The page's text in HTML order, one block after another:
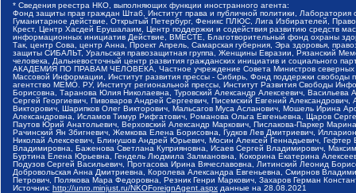
* Сведения реестра НКО, выполняющих функции иностранного агента:
Фонд защиты прав граждан Штаб, Институт права и публичной политики,
Гуманитарное действие, Открытый Петербург, Феникс ПЛЮС, Лига Избирателей,
Крест, Центр Хасдей Ерушалаим, Центр поддержки и содействия развитию средств
информационных инициатив Действие, ВМЕСТЕ, Благотворительный фонд охраны
Так, центр Сова, центр Анна, Проект Апрель, Самарская губерния, Эра здоровья,
защиты СИБАЛЬТ, Уральская правозащитная группа, Женщины Евразии, Рязанский
человека, Дальневосточный центр развития гражданских инициатив и социального
АКАДЕМИЯ ПО ПРАВАМ ЧЕЛОВЕКА, Частное учреждение Совета Министров северных
Массовой Информации, Институт развития прессы - Сибирь, Фонд поддержки
агентство МЕМО. РУ, Институт региональной прессы, Институт Развития Свободы
Борисовна, Таранова Юлия Николаевна, Туровский Александр Алексеевич,
Сергей Георгиевич, Пивоваров Андрей Сергеевич, Писемский Евгений
Викторович, Шарипков Олег Викторович, Мальсагов Муса Асланович, Мошель Ирина
Александровна, Исламов Тимур Рифгатович, Романова Ольга Евгеньевна, Щаров
Паутов Юрий Анатольевич, Верховский Александр Маркович, Пислакова-Паркер
Рачинский Ян Збигневич, Жемкова Елена Борисовна, Гудков Лев Дмитриевич,
Николай Алексеевич, Блинушов Андрей Юрьевич, Мосин Алексей Геннадьевич,
Владимировна, Баженова Светлана Куприяновна, Исаев Сергей Владимирович,
Буртина Елена Юрьевна, Гендель Людмила Залмановна, Кокорина Екатерина
Подузов Сергей Васильевич, Протасова Ирина Вячеславовна, Литинский Леонид
Добровольская Анна Дмитриевна, Королева Александра Евгеньевна, Смирнов
Петрович, Полякова Мара Федоровна, Резник Генри Маркович, Захаров Герман
Источник: http://unro.minjust.ru/NKOForeignAgent.aspx данные на 28.08.2021